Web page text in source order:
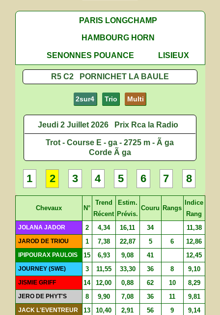
PARIS LONGCHAMP
HAMBOURG HORN
SENONNES POUANCE
LISIEUX
R5 C2 PORNICHET LA BAULE
2sur4 Trio Multi
Jeudi 2 Juillet 2026
Prix Rca la Radio
Trot - Course E - ga - 2725 m - Ã ga
Corde Ã ga
1 2 3 4 5 6 7 8
Chevaux N°
Trend
Récent
Estim.
Prévis.
Couru Rangs
Indice
Rang
JOLANA JADOR 2 4,34 16,11 34 11,38
JAROD DE TRIOU 1 7,38 22,87 5 6 12,86
IPIPOURAX PAULOIS 15 6,93 9,08 41 12,45
JOURNEY (SWE) 3 11,55 33,30 36 8 9,10
JISMIE GRIFF 14 12,00 0,88 62 10 8,29
JERO DE PHYT'S 8 9,90 7,08 36 11 9,81
JACK L'EVENTREUR 13 10,40 2,91 56 9 9,14